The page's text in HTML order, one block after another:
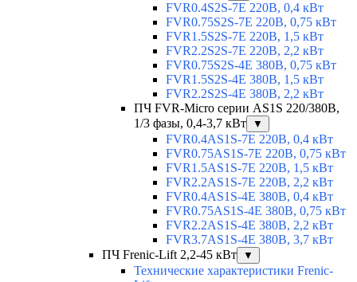
FVR0.4S2S-7E 220В, 0,4 кВт
FVR0.75S2S-7E 220В, 0,75 кВт
FVR1.5S2S-7E 220В, 1,5 кВт
FVR2.2S2S-7E 220В, 2,2 кВт
FVR0.75S2S-4E 380В, 0,75 кВт
FVR1.5S2S-4E 380В, 1,5 кВт
FVR2.2S2S-4E 380В, 2,2 кВт
ПЧ FVR-Micro серии AS1S 220/380В,
1/3 фазы, 0,4-3,7 кВт
▼
FVR0.4AS1S-7E 220В, 0,4 кВт
FVR0.75AS1S-7E 220В, 0,75 кВт
FVR1.5AS1S-7E 220В, 1,5 кВт
FVR2.2AS1S-7E 220В, 2,2 кВт
FVR0.4AS1S-4E 380В, 0,4 кВт
FVR0.75AS1S-4E 380В, 0,75 кВт
FVR2.2AS1S-4E 380В, 2,2 кВт
FVR3.7AS1S-4E 380В, 3,7 кВт
ПЧ Frenic-Lift 2,2-45 кВт
▼
Технические характеристики Frenic-